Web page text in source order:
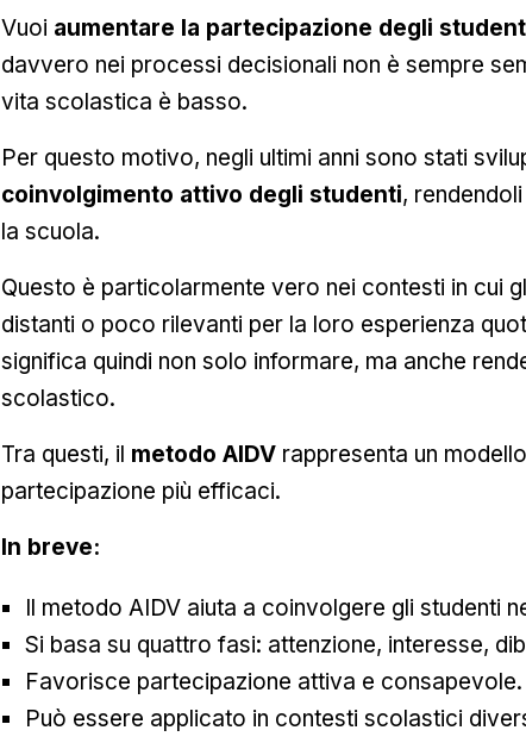
Vuoi aumentare la partecipazione degli
davvero nei processi decisionali non è sempre
vita scolastica è basso.
Per questo motivo, negli ultimi anni sono stati
coinvolgimento attivo degli studenti,
la scuola.
Questo è particolarmente vero nei contesti in cui
distanti o poco rilevanti per la loro esperienza
significa quindi non solo informare, ma anche
scolastico.
Tra questi, il metodo AIDV rappresenta un
partecipazione più efficaci.
In breve:
Il metodo AIDV aiuta a coinvolgere gli studenti
Si basa su quattro fasi: attenzione, interesse,
Favorisce partecipazione attiva e consapevole.
Può essere applicato in contesti scolastici